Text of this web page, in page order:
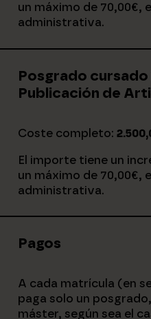
un máximo de 70,00€,
administrativa.
Posgrado
Publicación de
Coste completo:
El importe tiene un
un máximo de 70,00€,
administrativa.
Pagos
A cada matrícula (en
paga solo un
máster, según sea el